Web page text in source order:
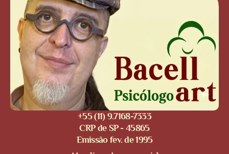
+55 (11) 9.7168-7333
CRP de SP - 45865
Emissão fev. de 1995